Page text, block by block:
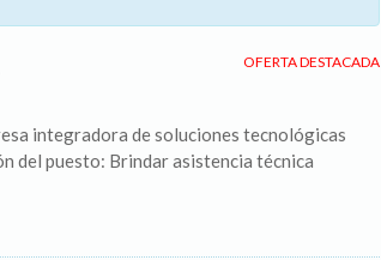
OFERTA DESTACADA
integradora de soluciones tecnológicas
del puesto: Brindar asistencia técnica